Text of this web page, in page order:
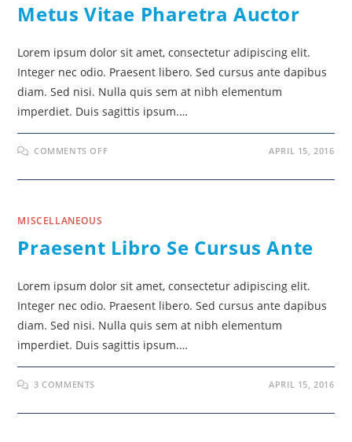
Metus Vitae Pharetra Auctor
Lorem ipsum dolor sit amet, consectetur adipiscing elit.
Integer nec odio. Praesent libero. Sed cursus ante dapibus
diam. Sed nisi. Nulla quis sem at nibh elementum
imperdiet. Duis sagittis ipsum.…
COMMENTS OFF APRIL 15, 2016
MISCELLANEOUS
Praesent Libro Se Cursus Ante
Lorem ipsum dolor sit amet, consectetur adipiscing elit.
Integer nec odio. Praesent libero. Sed cursus ante dapibus
diam. Sed nisi. Nulla quis sem at nibh elementum
imperdiet. Duis sagittis ipsum.…
3 COMMENTS APRIL 15, 2016